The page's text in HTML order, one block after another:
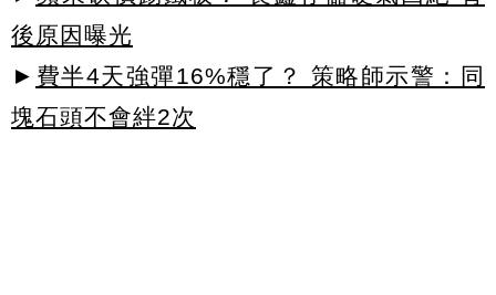
後原因曝光
► 費半4天強彈16%穩了？ 策略師示警：同
塊石頭不會絆2次